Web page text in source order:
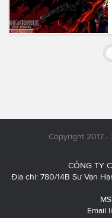
Copyright 2017 -
CÔNG TY
Địa chỉ: 780/14B Sư Vạn
Email